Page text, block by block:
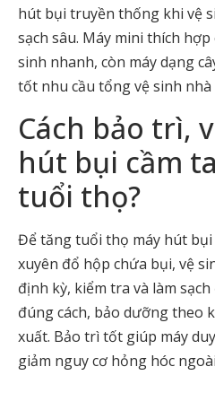
hút bụi truyền thống khi vệ
sạch sâu. Máy mini thích hợp
sinh nhanh, còn máy dạng
tốt nhu cầu tổng vệ sinh nhà
Cách bảo trì,
hút bụi cầm
tuổi thọ?
Để tăng tuổi thọ máy hút
xuyên đổ hộp chứa bụi, vệ
định kỳ, kiểm tra và làm
đúng cách, bảo dưỡng theo
xuất. Bảo trì tốt giúp máy
giảm nguy cơ hỏng hóc